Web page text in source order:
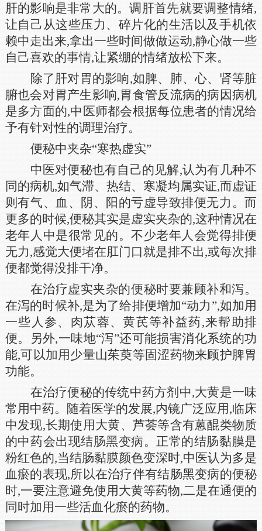
肝的影响是非常大的。调肝首先就要调整情绪,
让自己从这些压力、碎片化的生活以及手机依
赖中走出来,拿出一些时间做做运动,静心做一些
自己喜欢的事情,让紧绷的情绪放松下来。
除了肝对胃的影响,如脾、肺、心、肾等脏
腑也会对胃产生影响,胃食管反流病的病因病机
是多方面的,中医师都会根据每位患者的情况给
予有针对性的调理治疗。
便秘中夹杂“寒热虚实”
中医对便秘也有自己的见解,认为有几种不
同的病机,如气滞、热结、寒凝均属实证,而虚证
则有气、血、阴、阳的亏虚导致排便无力。而
更多的时候,便秘其实是虚实夹杂的,这种情况在
老年人中是很常见的。不少老年人会觉得排便
无力,感觉大便堵在肛门口就是排不出,或每次排
便都觉得没排干净。
在治疗虚实夹杂的便秘时要兼顾补和泻。
在泻的时候补,是为了给排便增加“动力”,如加用
一些人参、肉苁蓉、黄芪等补益药,来帮助排
便。另外,一味地“泻”还可能损害消化系统的功
能,可以加用少量山茱萸等固涩药物来顾护脾胃
功能。
在治疗便秘的传统中药方剂中,大黄是一味
常用中药。随着医学的发展,内镜广泛应用,临床
中发现,长期使用大黄、芦荟等含有蒽醌类物质
的中药会出现结肠黑变病。正常的结肠黏膜是
粉红色的,当结肠黏膜颜色变深时,中医认为多是
血瘀的表现,所以在治疗伴有结肠黑变病的便秘
时,一要注意避免使用大黄等药物,二是在通便的
同时加用一些活血化瘀的药物。